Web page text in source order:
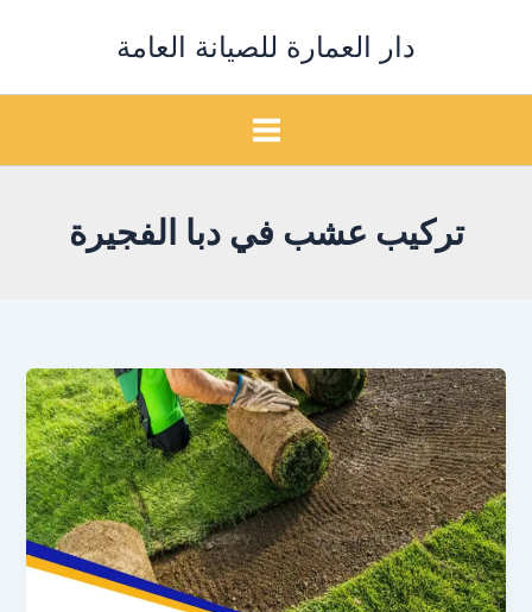
دار العمارة للصيانة العامة
تركيب عشب في دبا الفجيرة